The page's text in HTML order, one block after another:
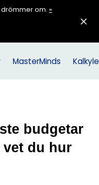
om. »
MasterMinds
budgetar
vet du hur